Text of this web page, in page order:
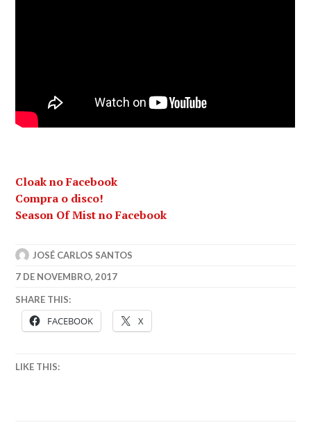
Cloak no Facebook
Compra o disco!
Season Of Mist no Facebook
JOSÉ CARLOS SANTOS
7 DE NOVEMBRO, 2017
SHARE THIS:
FACEBOOK X
LIKE THIS: